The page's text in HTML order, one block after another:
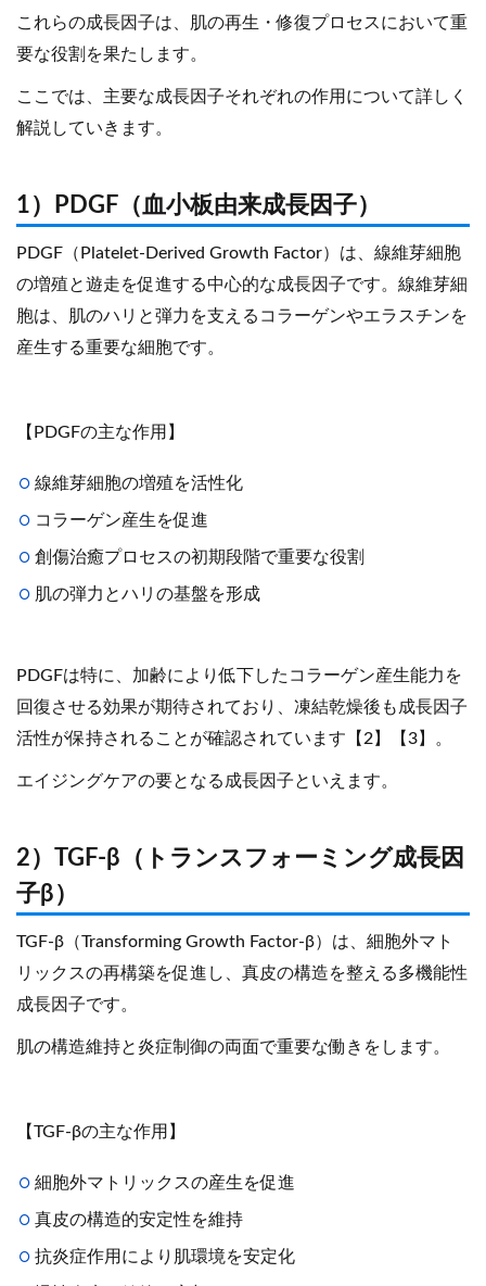
これらの成長因子は、肌の再生・修復プロセスにおいて重
要な役割を果たします。
ここでは、主要な成長因子それぞれの作用について詳しく
解説していきます。
1）PDGF（血小板由来成長因子）
PDGF（Platelet-Derived Growth Factor）は、線維芽細胞
の増殖と遊走を促進する中心的な成長因子です。線維芽細
胞は、肌のハリと弾力を支えるコラーゲンやエラスチンを
産生する重要な細胞です。
【PDGFの主な作用】
線維芽細胞の増殖を活性化
コラーゲン産生を促進
創傷治癒プロセスの初期段階で重要な役割
肌の弾力とハリの基盤を形成
PDGFは特に、加齢により低下したコラーゲン産生能力を
回復させる効果が期待されており、凍結乾燥後も成長因子
活性が保持されることが確認されています【2】【3】。
エイジングケアの要となる成長因子といえます。
2）TGF-β（トランスフォーミング成長因
子β）
TGF-β（Transforming Growth Factor-β）は、細胞外マト
リックスの再構築を促進し、真皮の構造を整える多機能性
成長因子です。
肌の構造維持と炎症制御の両面で重要な働きをします。
【TGF-βの主な作用】
細胞外マトリックスの産生を促進
真皮の構造的安定性を維持
抗炎症作用により肌環境を安定化